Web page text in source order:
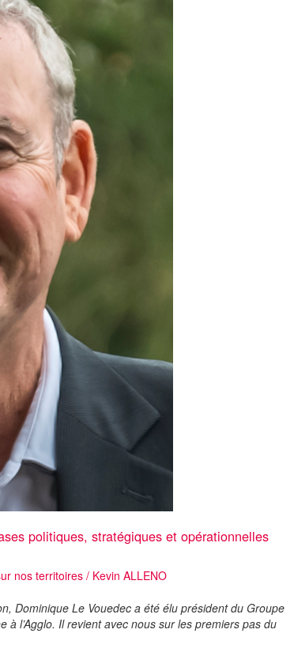
politiques, stratégiques et opérationnelles
nos territoires / Kevin ALLENO
Dominique Le Vouedec a été élu président du Groupe
à l’Agglo. Il revient avec nous sur les premiers pas du